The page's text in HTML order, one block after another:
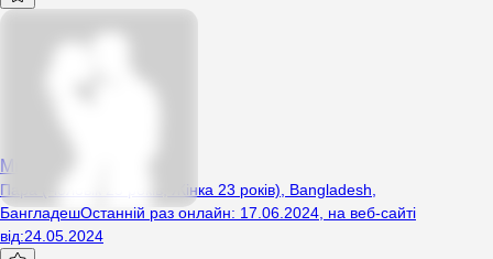
Mrhossan
Пара (Чоловік 25 років, Жінка 23 років), Bangladesh,
БангладешОстанній раз онлайн: 17.06.2024 на веб-сайті
від:24.05.2024